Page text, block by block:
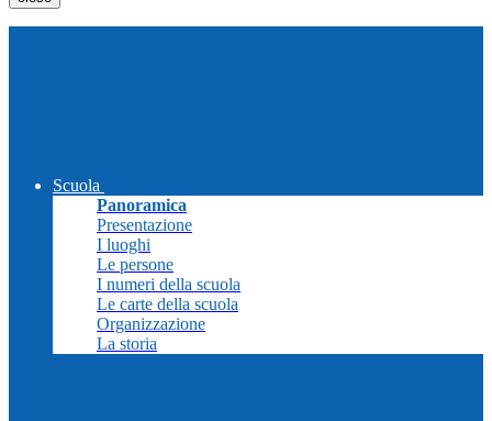
Scuola
Panoramica
Presentazione
I luoghi
Le persone
I numeri della scuola
Le carte della scuola
Organizzazione
La storia